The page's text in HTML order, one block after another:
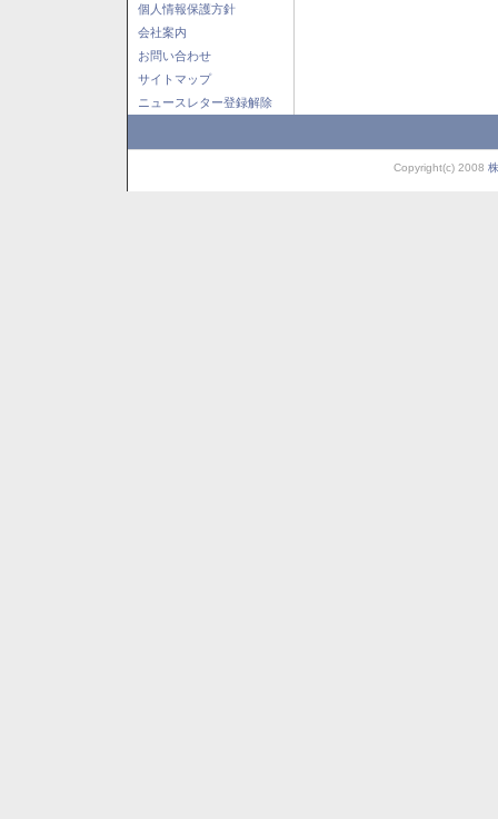
個人情報保護方針
会社案内
お問い合わせ
サイトマップ
ニュースレター登録解除
Copyright(c) 2008